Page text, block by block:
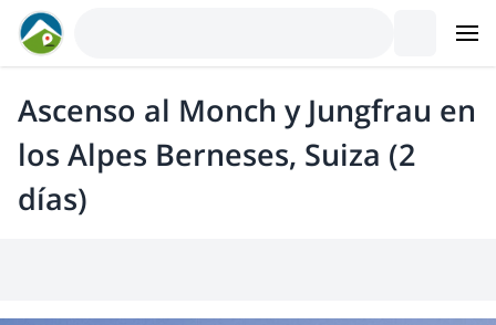
Ascenso al Monch y Jungfrau en
los Alpes Berneses, Suiza (2
días)